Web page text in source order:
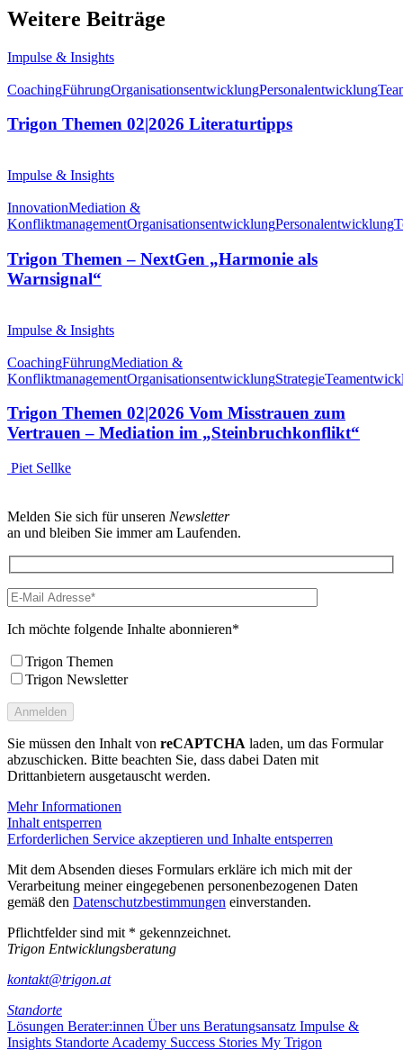
Weitere Beiträge
Impulse & Insights
CoachingFührungOrganisationsentwicklungPersonalentwicklung
Trigon Themen 02|2026 Literaturtipps
Impulse & Insights
InnovationMediation &
KonfliktmanagementOrganisationsentwicklungPersonalentwicklung
Trigon Themen – NextGen „Harmonie als
Warnsignal“
Impulse & Insights
CoachingFührungMediation &
KonfliktmanagementOrganisationsentwicklungStrategie
Trigon Themen 02|2026 Vom Misstrauen zum
Vertrauen – Mediation im „Steinbruchkonflikt“
Piet Sellke
Melden Sie sich für unseren Newsletter
an und bleiben Sie immer am Laufenden.
Ich möchte folgende Inhalte abonnieren*
Trigon Themen
Trigon Newsletter
Sie müssen den Inhalt von reCAPTCHA laden, um das Formular
abzuschicken. Bitte beachten Sie, dass dabei Daten mit
Drittanbietern ausgetauscht werden.
Mehr Informationen
Inhalt entsperren
Erforderlichen Service akzeptieren und Inhalte entsperren
Mit dem Absenden dieses Formulars erkläre ich mich mit der
Verarbeitung meiner eingegebenen personenbezogenen Daten
gemäß den Datenschutzbestimmungen einverstanden.
Pflichtfelder sind mit * gekennzeichnet.
Trigon Entwicklungsberatung
kontakt@trigon.at
Standorte
Lösungen Berater:innen Über uns Beratungsansatz Impulse &
Insights Standorte Academy Success Stories My Trigon